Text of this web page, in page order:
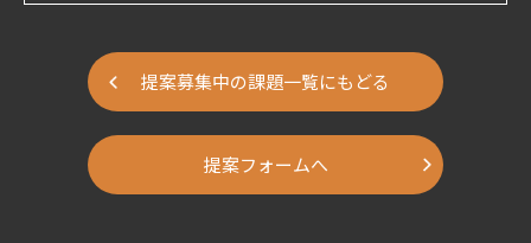
提案募集中の課題一覧にもどる
提案フォームへ